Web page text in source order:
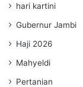
hari kartini
Gubernur Jambi
Haji 2026
Mahyeldi
Pertanian